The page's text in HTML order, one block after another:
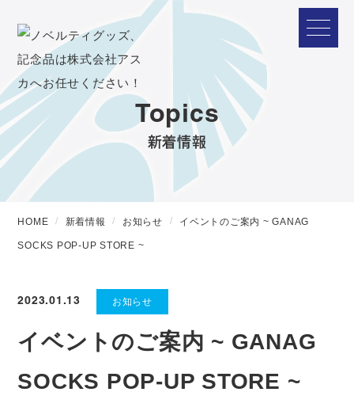
Topics
新着情報
HOME 新着情報 お知らせ イベントのご案内 ~ GANAG
SOCKS POP-UP STORE ~
2023.01.13 お知らせ
イベントのご案内 ~ GANAG
SOCKS POP-UP STORE ~